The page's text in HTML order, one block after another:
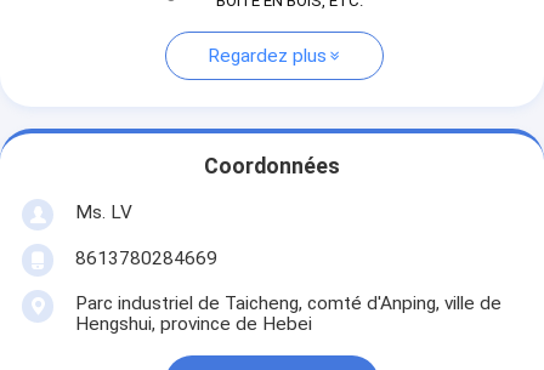
Regardez plus
Coordonnées
Ms. LV
8613780284669
Parc industriel de Taicheng, comté d'Anping, ville de
Hengshui, province de Hebei